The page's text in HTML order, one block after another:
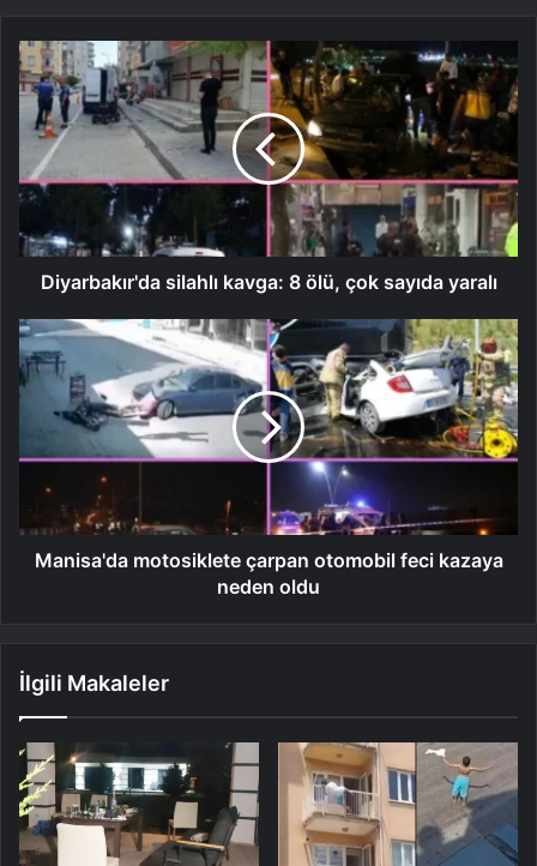
Diyarbakır'da silahlı kavga: 8 ölü, çok sayıda yaralı
Manisa'da motosiklete çarpan otomobil feci kazaya
neden oldu
İlgili Makaleler